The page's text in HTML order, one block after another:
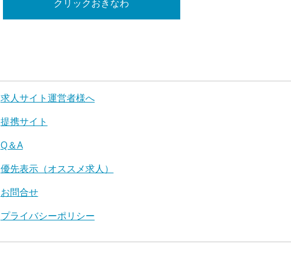
クリックおきなわ
求人サイト運営者様へ
提携サイト
Q＆A
優先表示（オススメ求人）
お問合せ
プライバシーポリシー